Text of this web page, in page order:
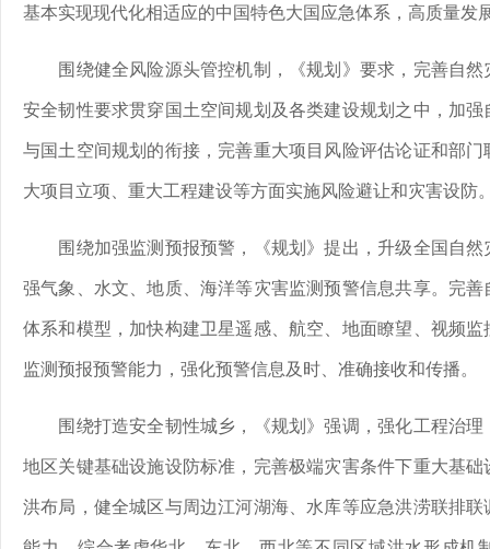
基本实现现代化相适应的中国特色大国应急体系，高质量发
围绕健全风险源头管控机制，《规划》要求，完善自然
安全韧性要求贯穿国土空间规划及各类建设规划之中，加
与国土空间规划的衔接，完善重大项目风险评估论证和部
大项目立项、重大工程建设等方面实施风险避让和灾害设防
围绕加强监测预报预警，《规划》提出，升级全国自然
强气象、水文、地质、海洋等灾害监测预警信息共享。完
体系和模型，加快构建卫星遥感、航空、地面瞭望、视频
监测预报预警能力，强化预警信息及时、准确接收和传播。
围绕打造安全韧性城乡，《规划》强调，强化工程治理
地区关键基础设施设防标准，完善极端灾害条件下重大基
洪布局，健全城区与周边江河湖海、水库等应急洪涝联排